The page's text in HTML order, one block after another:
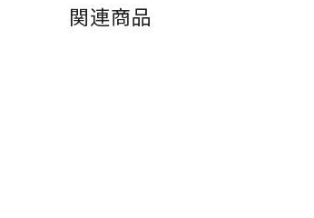
関連商品